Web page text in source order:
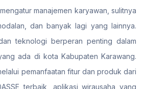
manajemen karyawan, sulitnya
dan banyak lagi yang lainnya.
teknologi berperan penting dalam
ada di kota Kabupaten Karawang.
pemanfaatan fitur dan produk dari
terbaik, aplikasi wirausaha yang